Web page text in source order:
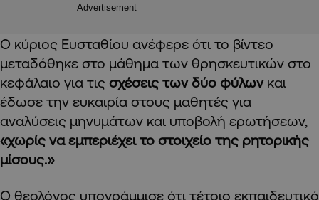
Advertisement
Ο κύριος Ευσταθίου ανέφερε ότι το βίντεο
μεταδόθηκε στο μάθημα των θρησκευτικών στο
κεφάλαιο για τις σχέσεις των δύο φύλωνκαι
έδωσε την ευκαιρία στους μαθητές για
αναλύσεις μηνυμάτων και υποβολή ερωτήσεων,
«χωρίς να εμπεριέχει το στοιχείο της ρητορικής
μίσους.»
Ο θεολόγος υπογράμμισε ότι τέτοιο εκπαιδευτικό